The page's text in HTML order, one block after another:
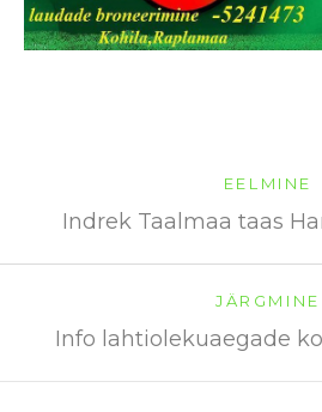
EELMINE
Indrek Taalmaa taas
JÄRGMINE
Info lahtiolekuaegade